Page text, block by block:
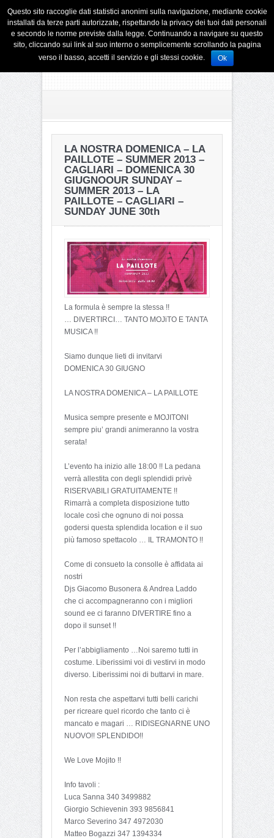
LA NOSTRA DOMENICA – LA
PAILLOTE – SUMMER 2013 –
CAGLIARI – DOMENICA 30
GIUGNOOUR SUNDAY –
SUMMER 2013 – LA
PAILLOTE – CAGLIARI –
SUNDAY JUNE 30th
La formula è sempre la stessa !!
… DIVERTIRCI… TANTO MOJiTO E TANTA
MUSICA !!
Siamo dunque lieti di invitarvi
DOMENICA 30 GIUGNO
LA NOSTRA DOMENICA – LA PAILLOTE
Musica sempre presente e MOJITONI
sempre piu’ grandi animeranno la vostra
serata!
L’evento ha inizio alle 18:00 !! La pedana
verrà allestita con degli splendidi privè
RISERVABILI GRATUITAMENTE !!
Rimarrà a completa disposizione tutto
locale così che ognuno di noi possa
godersi questa splendida location e il suo
più famoso spettacolo … IL TRAMONTO !!
Come di consueto la consolle è affidata ai
nostri
Djs Giacomo Busonera & Andrea Laddo
che ci accompagneranno con i migliori
sound ee ci faranno DIVERTIRE fino a
dopo il sunset !!
Per l’abbigliamento …Noi saremo tutti in
costume. Liberissimi voi di vestirvi in modo
diverso. Liberissimi noi di buttarvi in mare.
Non resta che aspettarvi tutti belli carichi
per ricreare quel ricordo che tanto ci è
mancato e magari … RIDISEGNARNE UNO
NUOVO!! SPLENDIDO!!
We Love Mojito !!
Info tavoli :
Luca Sanna 340 3499882
Giorgio Schievenin 393 9856841
Marco Severino 347 4972030
Matteo Bogazzi 347 1394334
Questo sito raccoglie dati statistici anonimi sulla navigazione, mediante cookie
installati da terze parti autorizzate, rispettando la privacy dei tuoi dati personali
e secondo le norme previste dalla legge. Continuando a navigare su questo
sito, cliccando sui link al suo interno o semplicemente scrollando la pagina
verso il basso, accetti il servizio e gli stessi cookie.
Ok